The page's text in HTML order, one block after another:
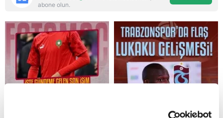
Reddet
abone olun.